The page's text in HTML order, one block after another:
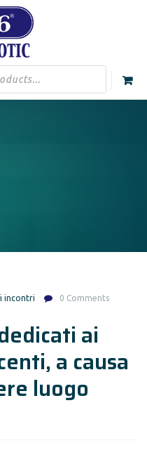
incontri 0 Comments
ai
a causa
luogo